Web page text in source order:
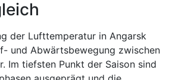
der Lufttemperatur in Angarsk
und Abwärtsbewegung zwischen
Im tiefsten Punkt der Saison sind